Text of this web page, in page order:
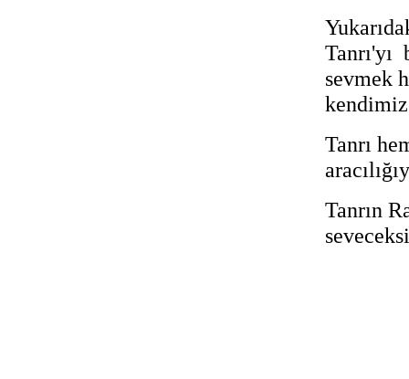
Tanrı'yı
sevmek
Tanrı
Tanrın